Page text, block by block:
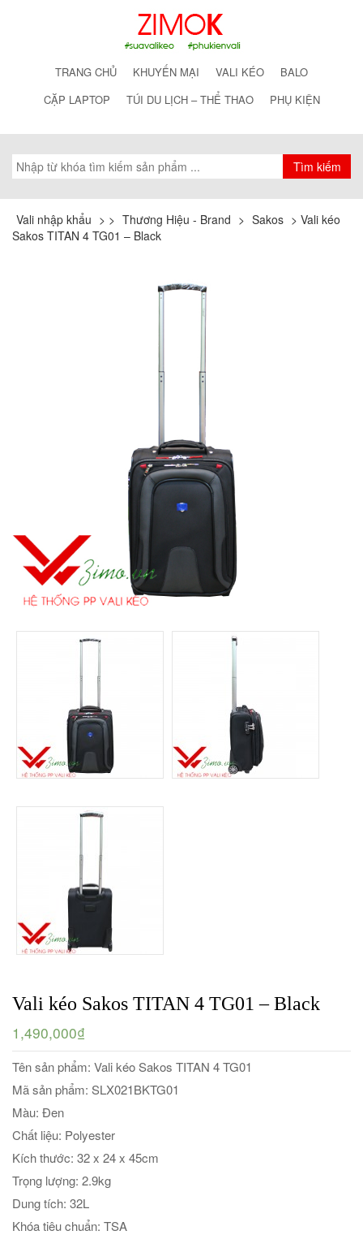
TRANG CHỦ KHUYẾN MẠI VALI KÉO
BALO
CẶP LAPTOP
TÚI DU LỊCH – THỂ THAO PHỤ KIỆN
Vali nhập khẩu > > Thương Hiệu - Brand > Sakos > Vali kéo
Sakos TITAN 4 TG01 – Black
Vali kéo Sakos TITAN 4 TG01 – Black
1,490,000₫
Tên sản phẩm: Vali kéo Sakos TITAN 4 TG01
Mã sản phẩm: SLX021BKTG01
Màu: Đen
Chất liệu: Polyester
Kích thước: 32 x 24 x 45cm
Trọng lượng: 2.9kg
Dung tích: 32L
Khóa tiêu chuẩn: TSA